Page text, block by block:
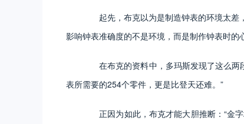
起先，布克以为是制造钟表的环境太差
影响钟表准确度的不是环境，而是制作钟表时的
在布克的资料中，多玛斯发现了这么两
表所需要的254个零件，更是比登天还难。”
正因为如此，布克才能大胆推断：“金字